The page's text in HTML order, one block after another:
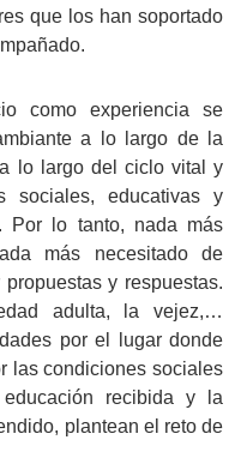
que los han soportado
como experiencia se
a lo largo de la
lo largo del ciclo vital y
sociales, educativas y
Por lo tanto, nada más
más necesitado de
y respuestas.
adulta, la vejez,…
por el lugar donde
las condiciones sociales
recibida y la
plantean el reto de